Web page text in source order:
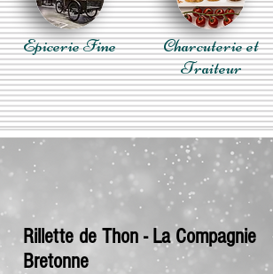
Epicerie Fine
Charcuterie et
Traiteur
Rillette de Thon - La Compagnie
Bretonne